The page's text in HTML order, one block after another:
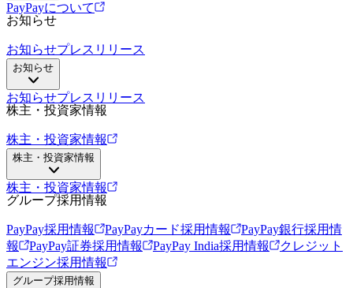
PayPayについて
お知らせ
お知らせプレスリリース
お知らせ
お知らせプレスリリース
株主・投資家情報
株主・投資家情報
株主・投資家情報
株主・投資家情報
グループ採用情報
PayPay採用情報 PayPayカード採用情報
PayPay銀行採用情
報
PayPay証券採用情報 PayPay India採用情報
クレジット
エンジン採用情報
グループ採用情報